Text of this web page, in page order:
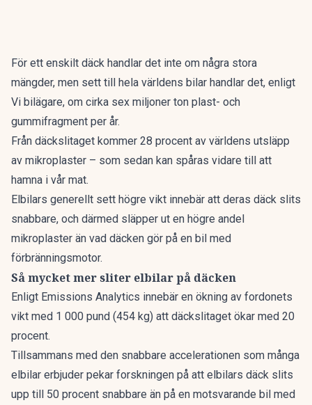
För ett enskilt däck handlar det inte om några stora
mängder, men sett till hela världens bilar handlar det, enligt
Vi bilägare, om cirka sex miljoner ton plast- och
gummifragment per år.
Från däckslitaget kommer 28 procent av världens utsläpp
av mikroplaster – som sedan kan spåras vidare till att
hamna i vår mat.
Elbilars generellt sett högre vikt innebär att deras däck slits
snabbare, och därmed släpper ut en högre andel
mikroplaster än vad däcken gör på en bil med
förbränningsmotor.
Så mycket mer sliter elbilar på däcken
Enligt Emissions Analytics innebär en ökning av fordonets
vikt med 1 000 pund (454 kg) att däckslitaget ökar med 20
procent.
Tillsammans med den snabbare accelerationen som många
elbilar erbjuder pekar forskningen på att elbilars däck slits
upp till 50 procent snabbare än på en motsvarande bil med